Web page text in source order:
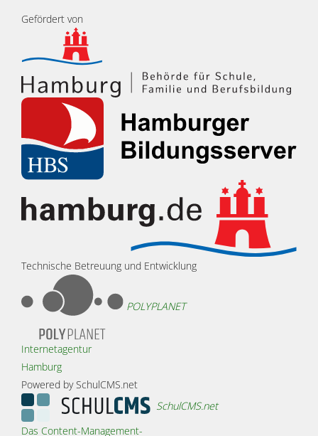
Gefördert von
Technische Betreuung und Entwicklung
POLYPLANET
Internetagentur
Hamburg
Powered by SchulCMS.net
SchulCMS.net
Das Content-Management-